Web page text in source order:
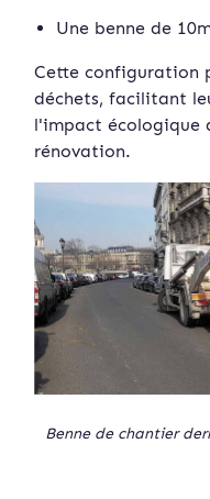
Une benne de
Cette configuration
déchets, facilitant
l'impact écologique
rénovation.
Benne de chantier